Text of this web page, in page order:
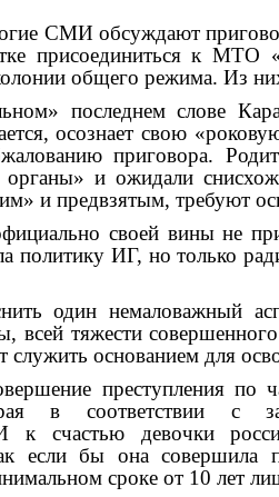
СМИ обсуждают
присоединиться к МТО
общего режима. Из
последнем слове
осознает свою
приговора.
органы» и ожидали
и предвзятым, требуют
своей вины не
политику ИГ, но только
один немаловажный
всей тяжести
основанием для
преступления по
в соответствии с
к счастью девочки
если бы она совершила
сроке от 10 лет